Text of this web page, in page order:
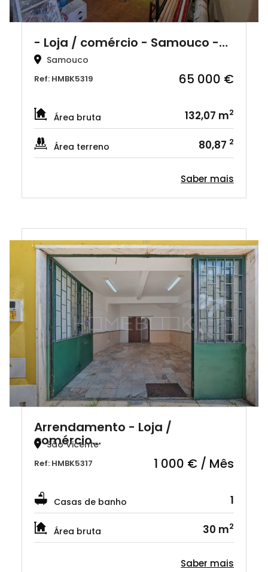
- Loja / comércio - Samouco -…
Samouco
65 000 €
Ref: HMBK5319
Área bruta 132,07 m2
Área terreno 80,87 2
Saber mais
Arrendamento - Loja /
comércio…
São Vicente
1 000 € / Mês
Ref: HMBK5317
Casas de banho 1
Área bruta 30 m2
Saber mais